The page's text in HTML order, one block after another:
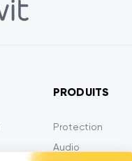
PRODUITS
Protection
Audio